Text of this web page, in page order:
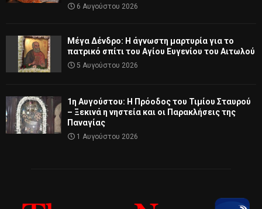
6 Αυγούστου 2026
Μέγα Δένδρο: Η άγνωστη μαρτυρία για το
πατρικό σπίτι του Αγίου Ευγενίου του Αιτωλού
5 Αυγούστου 2026
1η Αυγούστου: Η Πρόοδος του Τιμίου Σταυρού
– Ξεκινά η νηστεία και οι Παρακλήσεις της
Παναγίας
1 Αυγούστου 2026